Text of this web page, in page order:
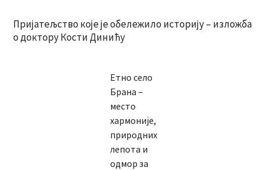
Пријатељство које је обележило историју – изложба
о доктору Кости Динићу
Етно село
Брана –
место
хармоније,
природних
лепота и
одмор за